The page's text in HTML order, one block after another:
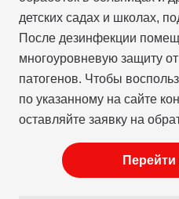
детских садах и школах,
После дезинфекции
многоуровневую защиту
патогенов. Чтобы
по указанному на сайте
оставляйте заявку на
Перейти